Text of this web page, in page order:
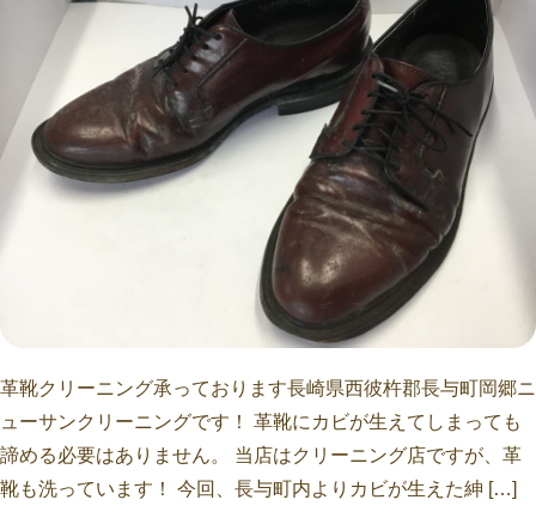
革靴クリーニング承っております長崎県西彼杵郡長与町岡郷ニ
ューサンクリーニングです！ 革靴にカビが生えてしまっても
諦める必要はありません。 当店はクリーニング店ですが、革
靴も洗っています！ 今回、長与町内よりカビが生えた紳 […]